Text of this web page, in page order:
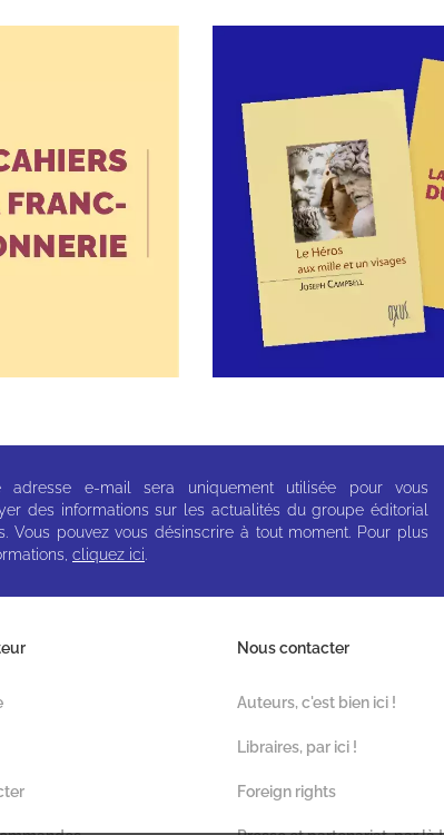
adresse e-mail sera uniquement utilisée pour vous
des informations sur les actualités du groupe éditorial
Vous pouvez vous désinscrire à tout moment. Pour plus
cliquez ici
Nous contacter
Auteurs, c'est bien ici !
Libraires, par ici !
Foreign rights